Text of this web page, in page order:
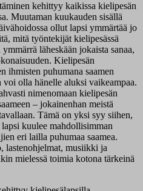
kehittyy kaikissa kielipesän
Muutaman kuukauden sisällä
ollut lapsi ymmärtää jo
mitä työntekijät kielipesässä
läheskään jokaista sanaa,
Kielipesän
ihmisten puhumana saamen
olla hänelle aluksi vaikeampaa.
nimenomaan kielipesän
– jokainenhan meistä
Tämä on yksi syy siihen,
kuulee mahdollisimman
eri lailla puhumaa saamea.
lastenohjelmat, musiikki ja
mielessä toimia kotona tärkeinä